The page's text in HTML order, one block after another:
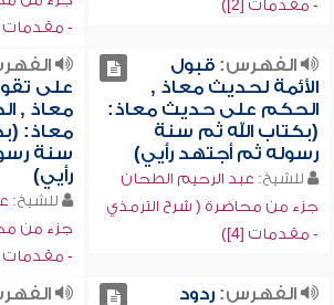
- مقدمات [2])
- مقدمات
الفهرس:قبول
الأئمة لحديث معاذ ,
الحكم على حديث معاذ:
(بكتاب الله ثم سنة
رسوله ثم أجتهد رأيي)
للشيخ: عبد الرحيم الطحان
جزء من محاضرة ( شرح الترمذي
- مقدمات [4])
على
معاذ ,
معاذ:
سنة
رأيي)
للشيخ:
جزء من
- مقدمات
الفهرس:ردود